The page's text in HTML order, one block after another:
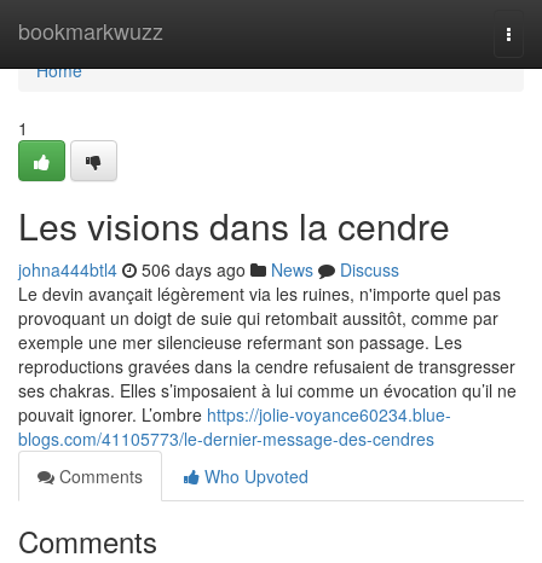
bookmarkwuzz
Home
Home
1
Les visions dans la cendre
johna444btl4 506 days ago News
Discuss
Le devin avançait légèrement via les ruines, n'importe quel pas
provoquant un doigt de suie qui retombait aussitôt, comme par
exemple une mer silencieuse refermant son passage. Les
reproductions gravées dans la cendre refusaient de transgresser
ses chakras. Elles s’imposaient à lui comme un évocation qu’il ne
pouvait ignorer. L’ombre https://jolie-voyance60234.blue-
blogs.com/41105773/le-dernier-message-des-cendres
Comments
Who Upvoted
Comments